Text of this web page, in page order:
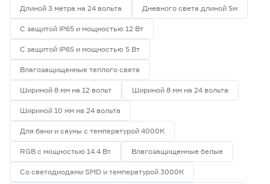
Длиной 3 метра на 24 вольта Дневного света длиной 5м
С защитой IP65 и мощностью 12 Вт
С защитой IP65 и мощностью 5 Вт
Влагозащищенные теплого света
Шириной 8 мм на 12 вольт Шириной 8 мм на 24 вольта
Шириной 10 мм на 24 вольта
Для бани и сауны с температурой 4000К
RGB с мощностью 14.4 Вт Влагозащищенные белые
Со светодиодами SMD и температурой 3000К